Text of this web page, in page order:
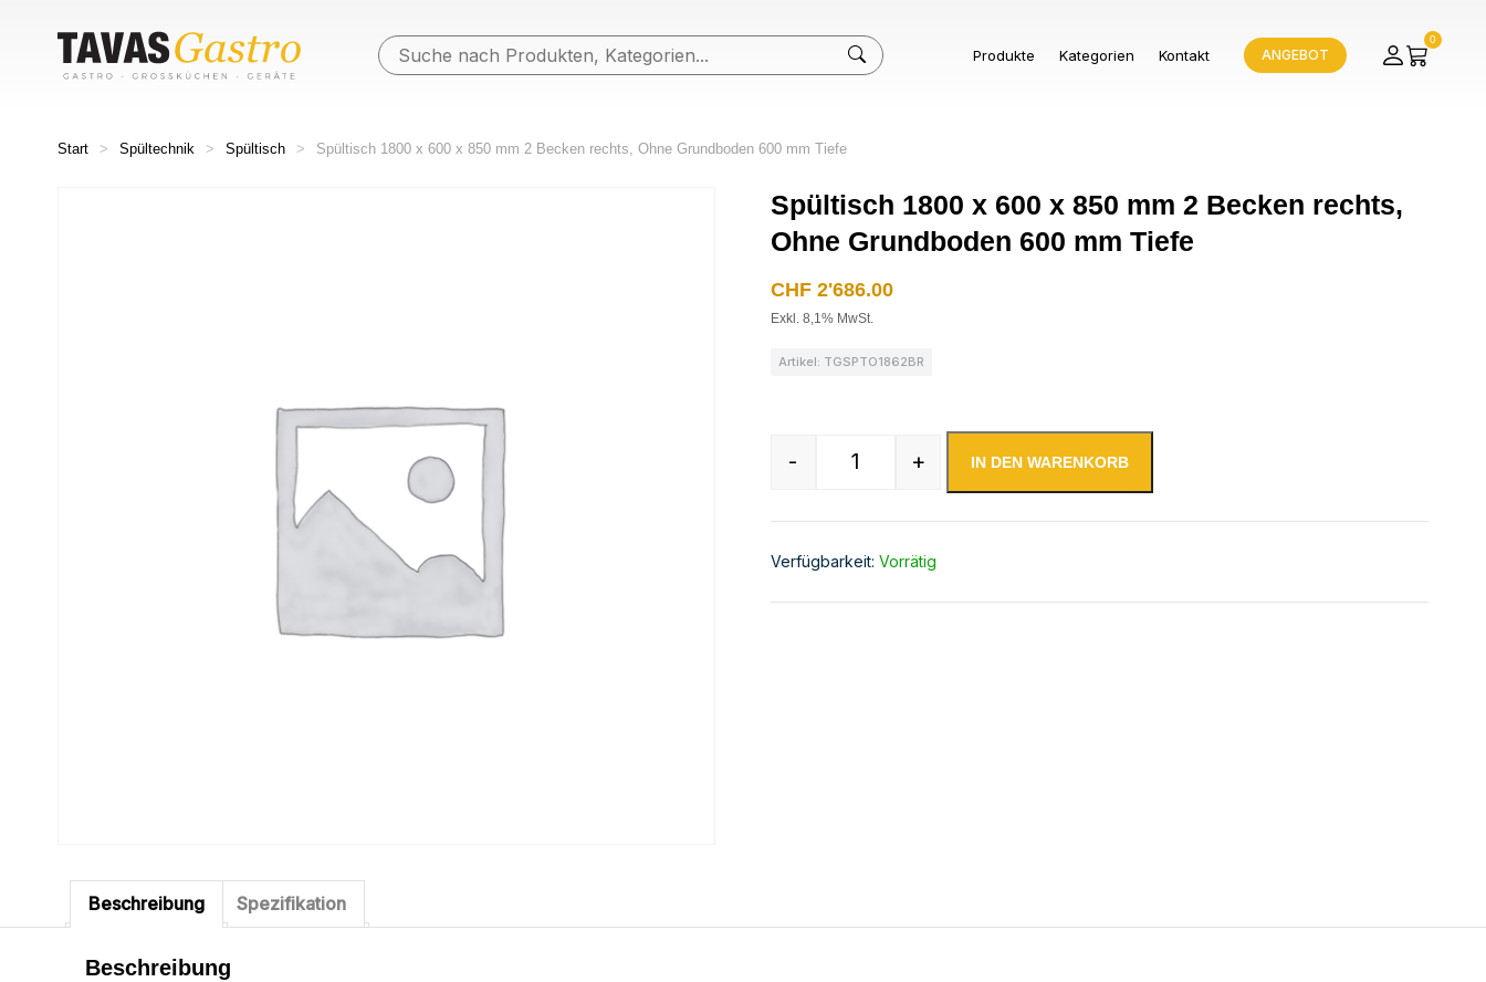
Produkte Kategorien Kontakt ANGEBOT
0
Start > Spültechnik > Spültisch > Spültisch 1800 x 600 x 850 mm 2 Becken rechts, Ohne Grundboden 600 mm Tiefe
Spültisch 1800 x 600 x 850 mm 2 Becken rechts,
Ohne Grundboden 600 mm Tiefe
CHF2'686.00
Exkl. 8,1% MwSt.
Artikel: TGSPTO1862BR
Spültisch 1800 x 600 x 850 mm 2 Becken rechts, Ohne Grundboden 600
- + IN DEN WARENKORB
Verfügbarkeit: Vorrätig
Beschreibung Spezifikation
Beschreibung